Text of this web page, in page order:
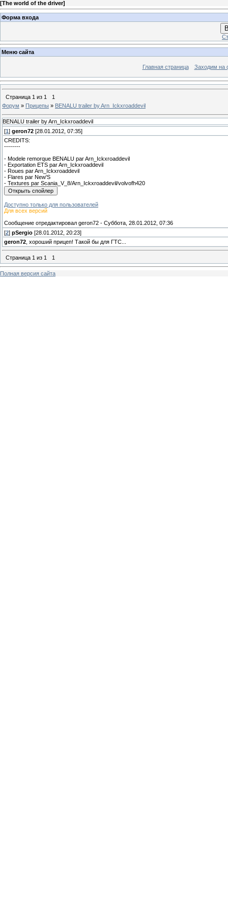
[The world of the driver]
Форма входа
Меню сайта
Главная страница Заходим на
Страница 1 из 1
1
Форум » Прицепы » BENALU trailer by Arn_Ickxroaddevil
BENALU trailer by Arn_Ickxroaddevil
[1 ] geron72 [28.01.2012, 07:35]
CREDITS:
--------
- Modele remorque BENALU par Arn_Ickxroaddevil
- Exportation ETS par Arn_Ickxroaddevil
- Roues par Arn_Ickxroaddevil
- Flares par New'S
- Textures par Scania_V_8/Arn_Ickxroaddevil/volvofh420
Доступно только для пользователей
Для всех версий
Сообщение отредактировал geron72 - Суббота, 28.01.2012, 07:36
[2] pSergio [28.01.2012, 20:23]
geron72 , хороший прицеп! Такой бы для ГТС...
Страница 1 из 1 1
Полная версия сайта